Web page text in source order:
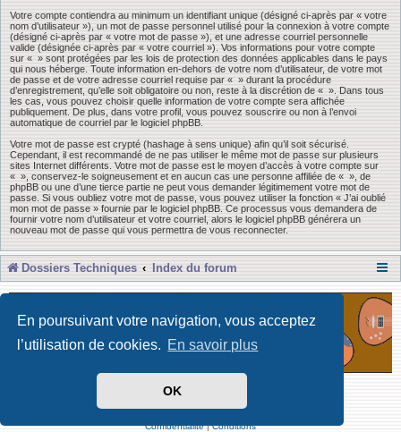
En poursuivant votre navigation, vous acceptez
l’utilisation de cookies. En savoir plus
OK
Votre compte contiendra au minimum un identifiant unique (désigné ci-après par « votre
nom d’utilisateur »), un mot de passe personnel utilisé pour la connexion à votre compte
(désigné ci-après par « votre mot de passe »), et une adresse courriel personnelle
valide (désignée ci-après par « votre courriel »). Vos informations pour votre compte
sur « » sont protégées par les lois de protection des données applicables dans le pays
qui nous héberge. Toute information en-dehors de votre nom d’utilisateur, de votre mot
de passe et de votre adresse courriel requise par « » durant la procédure
d’enregistrement, qu’elle soit obligatoire ou non, reste à la discrétion de « ». Dans tous
les cas, vous pouvez choisir quelle information de votre compte sera affichée
publiquement. De plus, dans votre profil, vous pouvez souscrire ou non à l’envoi
automatique de courriel par le logiciel phpBB.
Votre mot de passe est crypté (hashage à sens unique) afin qu’il soit sécurisé.
Cependant, il est recommandé de ne pas utiliser le même mot de passe sur plusieurs
sites Internet différents. Votre mot de passe est le moyen d’accès à votre compte sur
« », conservez-le soigneusement et en aucun cas une personne affiliée de « », de
phpBB ou une d’une tierce partie ne peut vous demander légitimement votre mot de
passe. Si vous oubliez votre mot de passe, vous pouvez utiliser la fonction « J’ai oublié
mon mot de passe » fournie par le logiciel phpBB. Ce processus vous demandera de
fournir votre nom d’utilisateur et votre courriel, alors le logiciel phpBB générera un
nouveau mot de passe qui vous permettra de vous reconnecter.
Dossiers Techniques Index du forum
Développé par Forum Software © phpBB Limited
Traduit par phpBB-fr
Confidentialité|Conditions